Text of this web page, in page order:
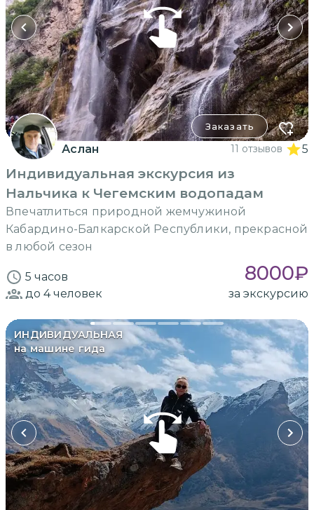
Заказать
Аслан 11 отзывов 5
Индивидуальная экскурсия из
Нальчика к Чегемским водопадам
Впечатлиться природной жемчужиной
Кабардино-Балкарской Республики, прекрасной
в любой сезон
5 часов 8000₽
до 4человек за экскурсию
ИНДИВИДУАЛЬНАЯ
на машине гида